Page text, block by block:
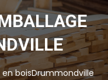
boisDrummondville